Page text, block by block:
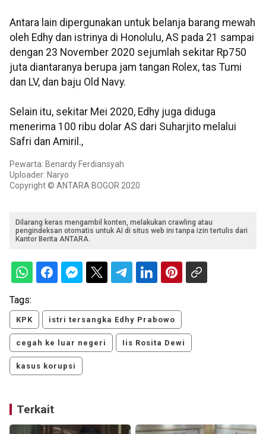
Antara lain dipergunakan untuk belanja barang mewah
oleh Edhy dan istrinya di Honolulu, AS pada 21 sampai
dengan 23 November 2020 sejumlah sekitar Rp750
juta diantaranya berupa jam tangan Rolex, tas Tumi
dan LV, dan baju Old Navy.
Selain itu, sekitar Mei 2020, Edhy juga diduga
menerima 100 ribu dolar AS dari Suharjito melalui
Safri dan Amiril.,
Pewarta: Benardy Ferdiansyah
Uploader: Naryo
Copyright © ANTARA BOGOR 2020
Dilarang keras mengambil konten, melakukan crawling atau
pengindeksan otomatis untuk AI di situs web ini tanpa izin tertulis dari
Kantor Berita ANTARA.
Tags:
KPK istri tersangka Edhy Prabowo
cegah ke luar negeri Iis Rosita Dewi
kasus korupsi
Terkait